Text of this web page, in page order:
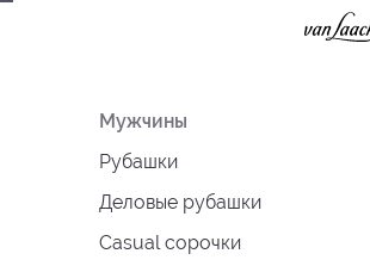
Мужчины
Рубашки
Деловые рубашки
Casual сорочки